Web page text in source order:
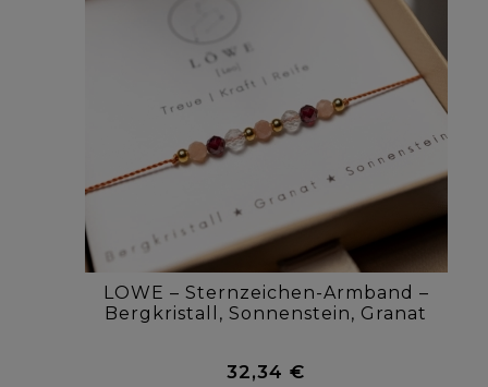
LÖWE – Sternzeichen-Armband –
Bergkristall, Sonnenstein, Granat
32,34 €